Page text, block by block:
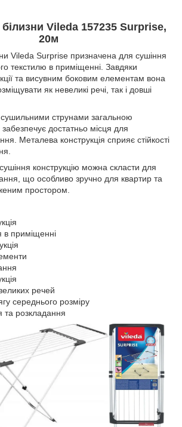
Vileda 157235 Surprise,
20м
Vileda Surprise призначена для сушіння
текстилю в приміщенні. Завдяки
та висувним боковим елементам вона
як невеликі речі, так і довші
струнами загальною
достатньо місця для
Металева конструкція сприяє стійкості
конструкцію можна скласти для
що особливо зручно для квартир та
простором.
в приміщенні
речей
середнього розміру
та розкладання